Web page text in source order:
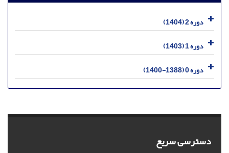
دوره 2 (1404)
دوره 1 (1403)
دوره 0 (1388-1400)
دسترسی سریع